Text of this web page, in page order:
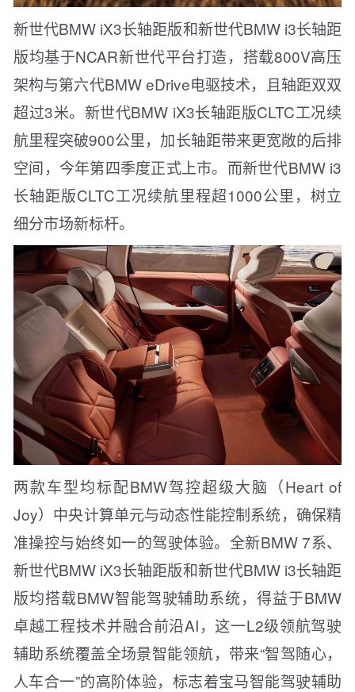
新世代BMW iX3长轴距版和新世代BMW i3长轴距
版均基于NCAR新世代平台打造，搭载800V高压
架构与第六代BMW eDrive电驱技术，且轴距双双
超过3米。新世代BMW iX3长轴距版CLTC工况续
航里程突破900公里，加长轴距带来更宽敞的后排
空间，今年第四季度正式上市。而新世代BMW i3
长轴距版CLTC工况续航里程超1000公里，树立
细分市场新标杆。
两款车型均标配BMW驾控超级大脑（Heart of
Joy）中央计算单元与动态性能控制系统，确保精
准操控与始终如一的驾驶体验。全新BMW 7系、
新世代BMW iX3长轴距版和新世代BMW i3长轴距
版均搭载BMW智能驾驶辅助系统，得益于BMW
卓越工程技术并融合前沿AI，这一L2级领航驾驶
辅助系统覆盖全场景智能领航，带来“智驾随心，
人车合一”的高阶体验，标志着宝马智能驾驶辅助